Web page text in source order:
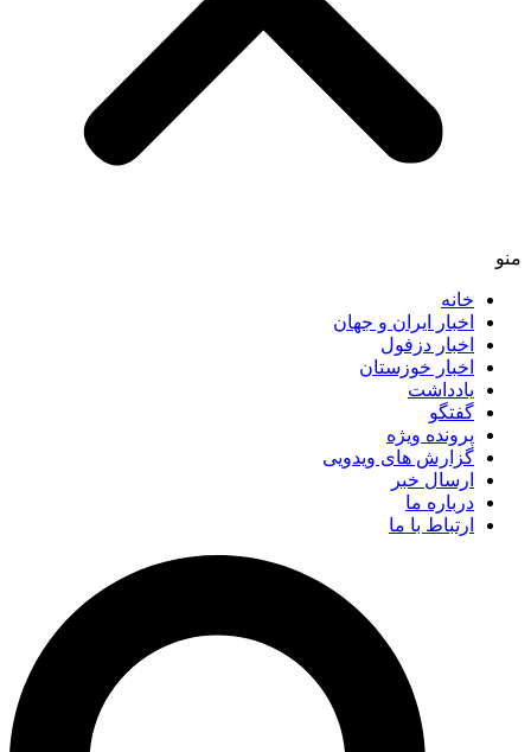
خانه
اخبار ایران و جهان
اخبار دزفول
اخبار خوزستان
یادداشت
گفتگو
پرونده ویژه
گزارش های ویدویی
ارسال خبر
درباره ما
ارتباط با ما